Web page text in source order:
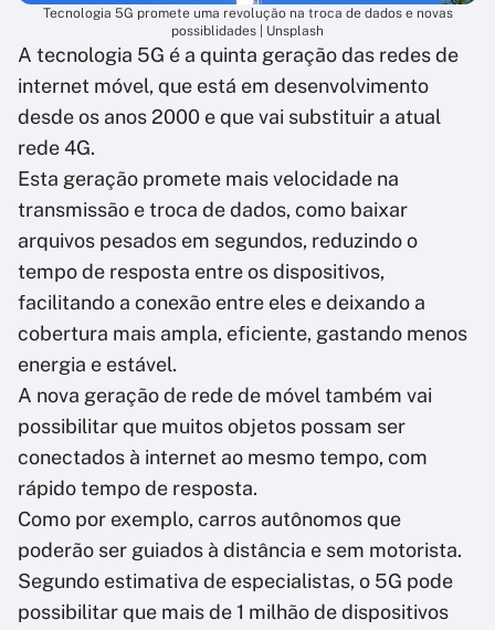
Tecnologia 5G promete uma revolução na troca de dados e novas
possiblidades | Unsplash
A tecnologia 5G é a quinta geração das redes de
internet móvel, que está em desenvolvimento
desde os anos 2000 e que vai substituir a atual
rede 4G.
Esta geração promete mais velocidade na
transmissão e troca de dados, como baixar
arquivos pesados em segundos, reduzindo o
tempo de resposta entre os dispositivos,
facilitando a conexão entre eles e deixando a
cobertura mais ampla, eficiente, gastando menos
energia e estável.
A nova geração de rede de móvel também vai
possibilitar que muitos objetos possam ser
conectados à internet ao mesmo tempo, com
rápido tempo de resposta.
Como por exemplo, carros autônomos que
poderão ser guiados à distância e sem motorista.
Segundo estimativa de especialistas, o 5G pode
possibilitar que mais de 1 milhão de dispositivos